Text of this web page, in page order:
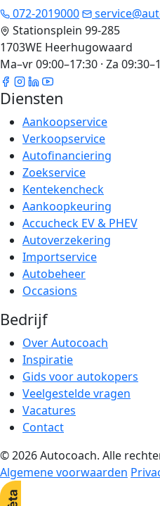
072-2019000
Stationsplein 99-285
1703WE Heerhugowaard
Ma–vr 09:00–17:30 · Za
Diensten
Aankoopservice
Verkoopservice
Autofinanciering
Zoekservice
Kentekencheck
Aankoopkeuring
Accucheck EV & PHEV
Autoverzekering
Importservice
Autobeheer
Occasions
Bedrijf
Over Autocoach
Inspiratie
Gids voor autokopers
Veelgestelde vragen
Vacatures
Contact
© 2026 Autocoach. Alle
Algemene voorwaarden